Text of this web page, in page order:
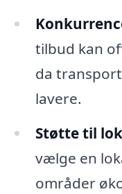
tilbud kan
da
lavere.
Støtte til
vælge en
områder